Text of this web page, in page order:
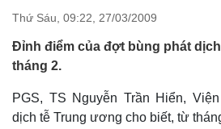
Nhận diện sự thật
Việc
Thứ Sáu, 09:22, 27/03/2009
Đỉnh điểm của đợt bùng phát
tháng 2.
PGS, TS Nguyễn Trần Hiển,
dịch tễ Trung ương cho biết, từ